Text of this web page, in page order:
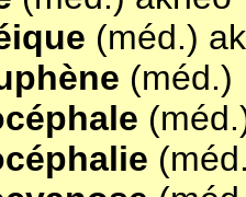
(méd.)
(méd.)